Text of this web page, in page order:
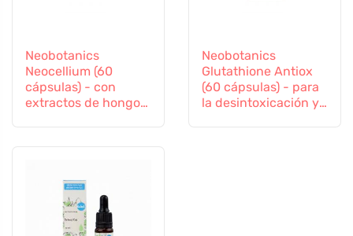
Neobotanics
Neocellium (60
cápsulas) - con
extractos de hongos
Neobotanics
Glutathione Antiox
(60 cápsulas) - para
la desintoxicación y